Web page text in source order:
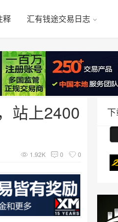
释 汇有钱途交易日志
站上2400
1.92K 0 0